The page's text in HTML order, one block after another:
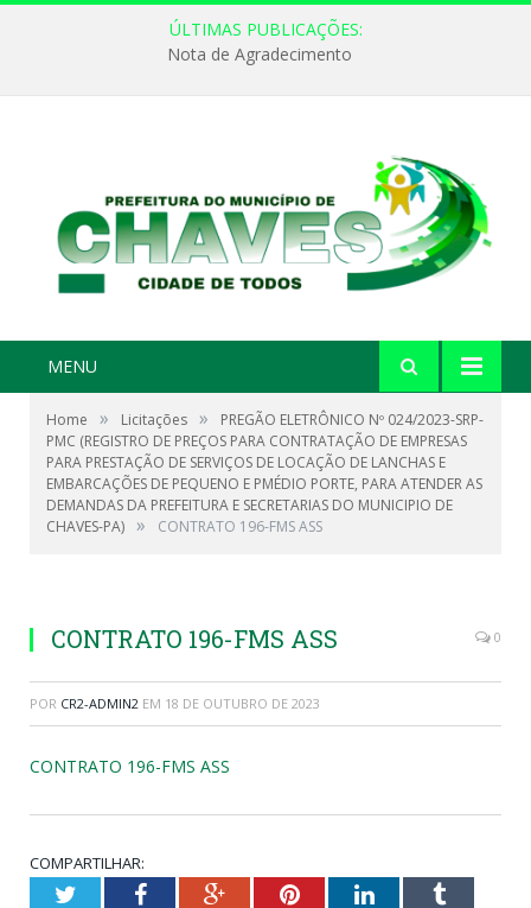
ÚLTIMAS PUBLICAÇÕES:
Nota de Agradecimento
MENU
Home » Licitações »
PREGÃO ELETRÔNICO Nº 024/2023-SRP-
PMC (REGISTRO DE PREÇOS PARA CONTRATAÇÃO DE EMPRESAS
PARA PRESTAÇÃO DE SERVIÇOS DE LOCAÇÃO DE LANCHAS E
EMBARCAÇÕES DE PEQUENO E PMÉDIO PORTE, PARA ATENDER AS
DEMANDAS DA PREFEITURA E SECRETARIAS DO MUNICIPIO DE
CHAVES-PA) » CONTRATO 196-FMS ASS
CONTRATO 196-FMS ASS 0
POR CR2-ADMIN2 EM 18 DE OUTUBRO DE 2023
CONTRATO 196-FMS ASS
COMPARTILHAR:
TwitterFacebookGoogle+PinterestLinkedInTumblr